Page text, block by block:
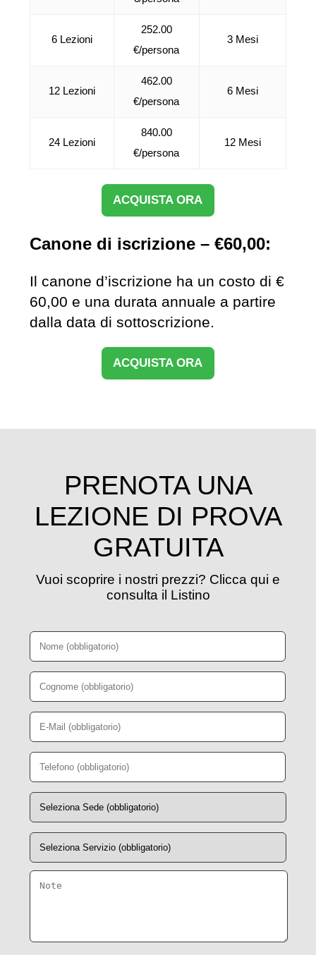
6 Lezioni
252.00
€/persona
3 Mesi
12 Lezioni
462.00
€/persona
6 Mesi
24 Lezioni
840.00
€/persona
12 Mesi
ACQUISTA ORA
Canone di iscrizione – €60,00:
Il canone d’iscrizione ha un costo di €
60,00 e una durata annuale a partire
dalla data di sottoscrizione.
ACQUISTA ORA
PRENOTA UNA
LEZIONE DI PROVA
GRATUITA
Vuoi scoprire i nostri prezzi? Clicca qui e
consulta il Listino